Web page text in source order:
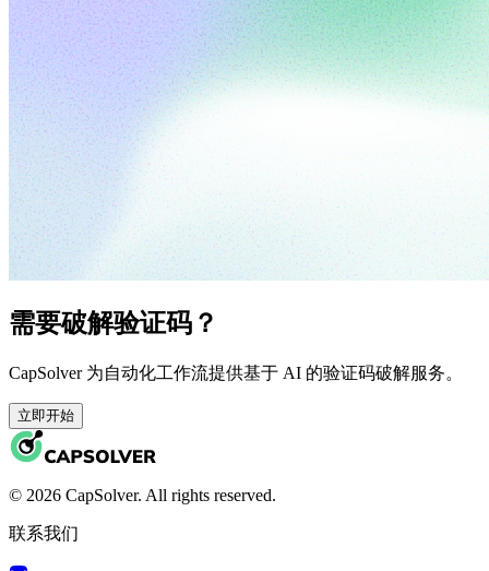
需要破解验证码？
CapSolver 为自动化工作流提供基于 AI 的验证码破解服务。
立即开始
© 2026 CapSolver. All rights reserved.
联系我们